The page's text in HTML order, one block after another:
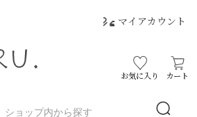
マイアカウント
お気に入り カート